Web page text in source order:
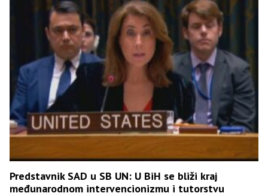
Predstavnik SAD u SB UN: U BiH se bliži kraj
međunarodnom intervencionizmu i tutorstvu